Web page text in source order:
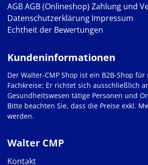
AGBAGB (Onlineshop) Zahlung und
Datenschutzerklärung Impressum
Echtheit der Bewertungen
Walter CMP
Kontakt
Kundeninformationen
Der Walter-CMP Shop ist ein B2B-Shop
Fachkreise: Er richtet sich ausschließlich
Gesundheitswesen tätige Personen und
Bitte beachten Sie, dass die Preise exkl.
werden.